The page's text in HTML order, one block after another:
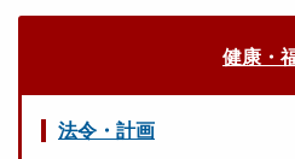
健康・
法令・計画